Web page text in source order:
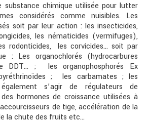
substance chimique utilisée pour lutter
considérés comme nuisibles. Les
soit par leur action : les insecticides,
les nématicides (vermifuges),
rodonticides, les corvicides… soit par
: Les organochlorés (hydrocarbures
DDT… ; les organophosphorés Ex
; les carbamates ; les
s’agir de régulateurs de
hormones de croissance utilisées à
de tige, accélération de la
la chute des fruits etc…